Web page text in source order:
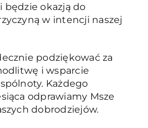
będzie okazją do
w intencji naszej
podziękować za
i wsparcie
Każdego
odprawiamy Msze
dobrodziejów.